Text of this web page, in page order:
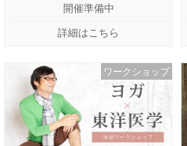
開催準備中
詳細はこちら
ワークショップ